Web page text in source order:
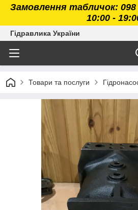
Замовлення табличок: 098
10:00 -
Гідравлика України
Товари та послуги